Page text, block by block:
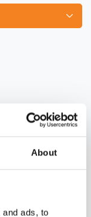
About
ads, to